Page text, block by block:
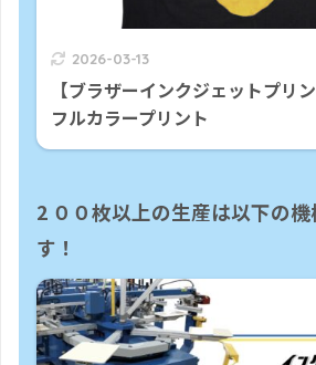
2026-03-13
【ブラザーインクジェットプリ
フルカラープリント
2 ００枚以上の生産は以下の
す！